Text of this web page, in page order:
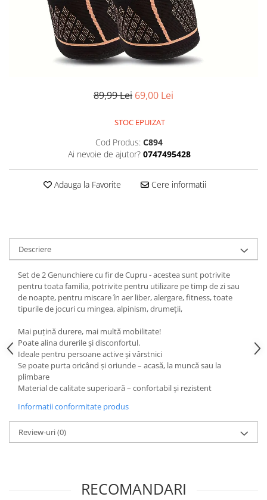
89,99 Lei 69,00 Lei
STOC EPUIZAT
Cod Produs: C894
Ai nevoie de ajutor? 0747495428
Adauga la Favorite Cere informatii
Descriere
Set de 2 Genunchiere cu fir de Cupru - acestea sunt potrivite
pentru toata familia, potrivite pentru utilizare pe timp de zi sau
de noapte, pentru miscare în aer liber, alergare, fitness, toate
tipurile de jocuri cu mingea, alpinism, drumeții,
Mai puțină durere, mai multă mobilitate!
Poate alina durerile și disconfortul.
Ideale pentru persoane active și vârstnici
Se poate purta oricând și oriunde – acasă, la muncă sau la
plimbare
Material de calitate superioară – confortabil și rezistent
Informatii conformitate produs
Review-uri(0)
RECOMANDARI